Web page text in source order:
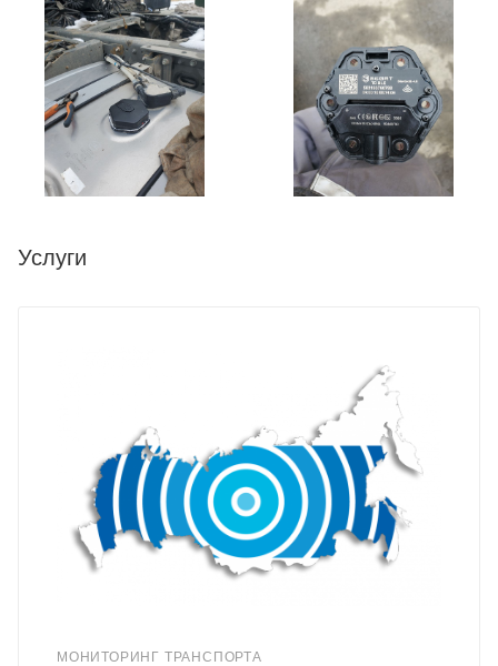
Услуги
МОНИТОРИНГ ТРАНСПОРТА